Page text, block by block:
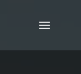
Toggle